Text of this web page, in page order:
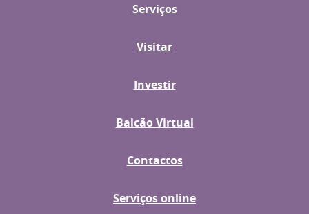
Serviços
Visitar
Investir
Balcão Virtual
Contactos
Serviços online